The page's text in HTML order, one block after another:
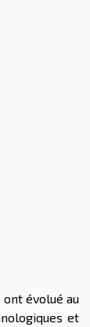
évolué au
et